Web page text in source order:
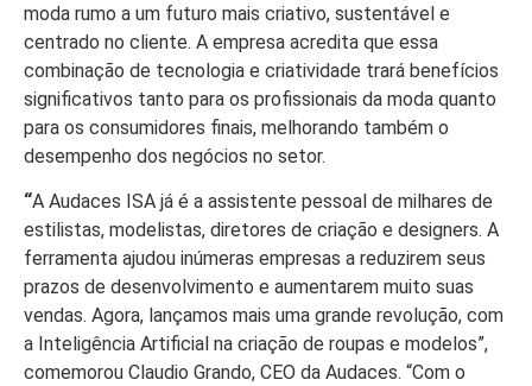
moda rumo a um futuro mais criativo, sustentável e
centrado no cliente. A empresa acredita que essa
combinação de tecnologia e criatividade trará benefícios
significativos tanto para os profissionais da moda quanto
para os consumidores finais, melhorando também o
desempenho dos negócios no setor.
“A Audaces ISA já é a assistente pessoal de milhares de
estilistas, modelistas, diretores de criação e designers. A
ferramenta ajudou inúmeras empresas a reduzirem seus
prazos de desenvolvimento e aumentarem muito suas
vendas. Agora, lançamos mais uma grande revolução, com
a Inteligência Artificial na criação de roupas e modelos”,
comemorou Claudio Grando, CEO da Audaces. “Com o